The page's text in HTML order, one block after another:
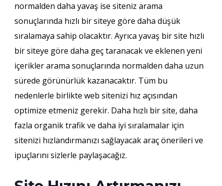
normalden daha yavaş ise siteniz arama
sonuçlarında hızlı bir siteye göre daha düşük
sıralamaya sahip olacaktır. Ayrıca yavaş bir site hızlı
bir siteye göre daha geç taranacak ve eklenen yeni
içerikler arama sonuçlarında normalden daha uzun
sürede görünürlük kazanacaktır. Tüm bu
nedenlerle birlikte web sitenizi hız açısından
optimize etmeniz gerekir. Daha hızlı bir site, daha
fazla organik trafik ve daha iyi sıralamalar için
sitenizi hızlandırmanızı sağlayacak araç önerileri ve
ipuçlarını sizlerle paylaşacağız.